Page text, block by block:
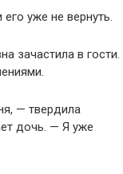
уже не вернуть.
зачастила в гости.
— твердила
дочь. — Я уже